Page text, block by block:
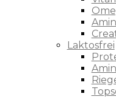
Laktosfrei